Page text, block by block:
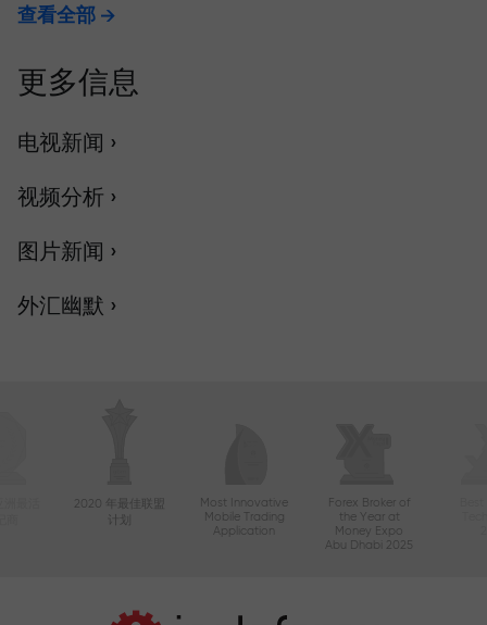
查看全部
更多信息
电视新闻 ›
视频分析 ›
图片新闻 ›
外汇幽默 ›
2020 年最佳联盟
Most Innovative
Mobile Trading
Application
Forex Broker of
the Year at
Money Expo
Abu Dhabi 2025